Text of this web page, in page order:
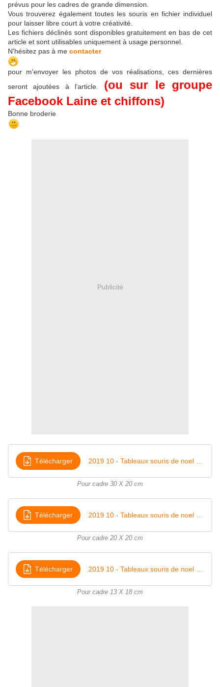
prévus pour les cadres de grande dimension.
Vous trouverez également toutes les souris en fichier individuel
pour laisser libre court à votre créativité.
Les fichiers déclinés sont disponibles gratuitement en bas de cet
article et sont utilisables uniquement à usage personnel.
N'hésitez pas à me contacter
pour m'envoyer les photos de vos réalisations, ces dernières
seront ajoutées à l'article. (ou sur le groupe
Facebook Laine et chiffons)
Bonne broderie
Publicité
Télécharger
Pour cadre 30 X 20 cm
Télécharger
Pour cadre 20 X 20 cm
Télécharger
Pour cadre 13 X 18 cm